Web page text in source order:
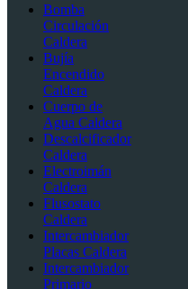
Bomba
Circulación
Caldera
Bujía
Encendido
Caldera
Cuerpo de
Agua Caldera
Descalcificador
Caldera
Electroimán
Caldera
Flusostato
Caldera
Intercambiador
Placas Caldera
Intercambiador
Primario